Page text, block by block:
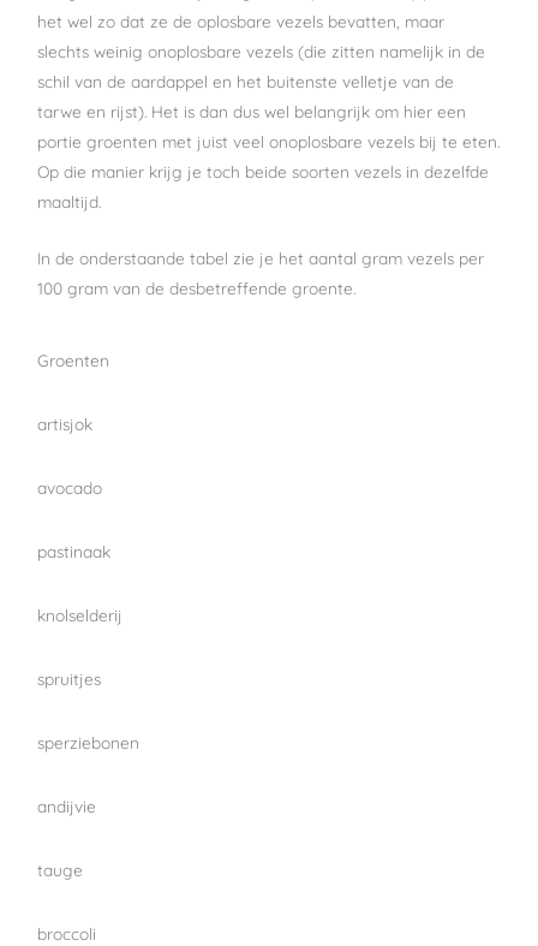
het wel zo dat ze de oplosbare vezels bevatten, maar
slechts weinig onoplosbare vezels (die zitten namelijk in de
schil van de aardappel en het buitenste velletje van de
tarwe en rijst). Het is dan dus wel belangrijk om hier een
portie groenten met juist veel onoplosbare vezels bij te eten.
Op die manier krijg je toch beide soorten vezels in dezelfde
maaltijd.
In de onderstaande tabel zie je het aantal gram vezels per
100 gram van de desbetreffende groente.
Groenten
artisjok
avocado
pastinaak
knolselderij
spruitjes
sperziebonen
andijvie
tauge
broccoli